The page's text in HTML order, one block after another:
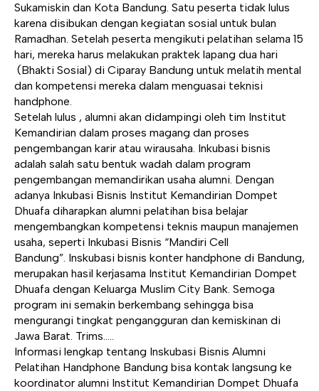
Sukamiskin dan Kota Bandung. Satu peserta tidak lulus
karena disibukan dengan kegiatan sosial untuk bulan
Ramadhan. Setelah peserta mengikuti pelatihan selama 15
hari, mereka harus melakukan praktek lapang dua hari
(Bhakti Sosial) di Ciparay Bandung untuk melatih mental
dan kompetensi mereka dalam menguasai teknisi
handphone.
Setelah lulus , alumni akan didampingi oleh tim Institut
Kemandirian dalam proses magang dan proses
pengembangan karir atau wirausaha. Inkubasi bisnis
adalah salah satu bentuk wadah dalam program
pengembangan memandirikan usaha alumni. Dengan
adanya Inkubasi Bisnis Institut Kemandirian Dompet
Dhuafa diharapkan alumni pelatihan bisa belajar
mengembangkan kompetensi teknis maupun manajemen
usaha, seperti Inkubasi Bisnis “Mandiri Cell
Bandung”. Inskubasi bisnis konter handphone di Bandung,
merupakan hasil kerjasama Institut Kemandirian Dompet
Dhuafa dengan Keluarga Muslim City Bank. Semoga
program ini semakin berkembang sehingga bisa
mengurangi tingkat pengangguran dan kemiskinan di
Jawa Barat. Trims…..
Informasi lengkap tentang Inskubasi Bisnis Alumni
Pelatihan Handphone Bandung bisa kontak langsung ke
koordinator alumni Institut Kemandirian Dompet Dhuafa